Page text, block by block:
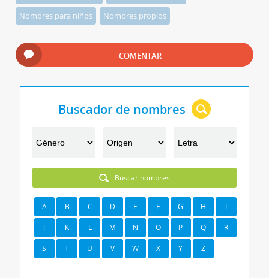
Nombres para niños
Nombres propios
COMENTAR
Buscador de nombres
Buscar nombres
A B C D E F G H I
J K L M N O P Q R
S T U V W X Y Z